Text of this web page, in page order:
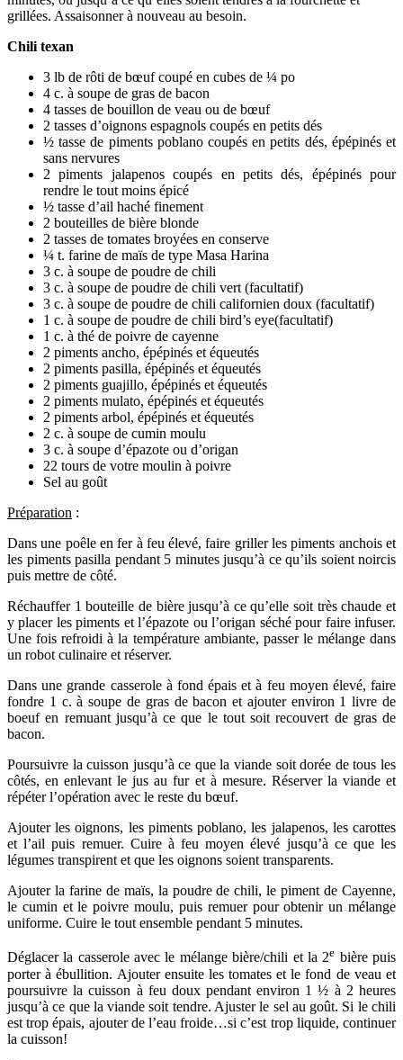
grillées. Assaisonner à nouveau au besoin.
Chili texan
3 lb de rôti de bœuf coupé en cubes de ¼ po
4 c. à soupe de gras de bacon
4 tasses de bouillon de veau ou de bœuf
2 tasses d’oignons espagnols coupés en petits dés
½ tasse de piments poblano coupés en petits dés, épépinés et
sans nervures
2 piments jalapenos coupés en petits dés, épépinés pour
rendre le tout moins épicé
½ tasse d’ail haché finement
2 bouteilles de bière blonde
2 tasses de tomates broyées en conserve
¼ t. farine de maïs de type Masa Harina
3 c. à soupe de poudre de chili
3 c. à soupe de poudre de chili vert (facultatif)
3 c. à soupe de poudre de chili californien doux (facultatif)
1 c. à soupe de poudre de chili bird’s eye(facultatif)
1 c. à thé de poivre de cayenne
2 piments ancho, épépinés et équeutés
2 piments pasilla, épépinés et équeutés
2 piments guajillo, épépinés et équeutés
2 piments mulato, épépinés et équeutés
2 piments arbol, épépinés et équeutés
2 c. à soupe de cumin moulu
3 c. à soupe d’épazote ou d’origan
22 tours de votre moulin à poivre
Sel au goût
Préparation :
Dans une poêle en fer à feu élevé, faire griller les piments anchois et
les piments pasilla pendant 5 minutes jusqu’à ce qu’ils soient noircis
puis mettre de côté.
Réchauffer 1 bouteille de bière jusqu’à ce qu’elle soit très chaude et
y placer les piments et l’épazote ou l’origan séché pour faire infuser.
Une fois refroidi à la température ambiante, passer le mélange dans
un robot culinaire et réserver.
Dans une grande casserole à fond épais et à feu moyen élevé, faire
fondre 1 c. à soupe de gras de bacon et ajouter environ 1 livre de
boeuf en remuant jusqu’à ce que le tout soit recouvert de gras de
bacon.
Poursuivre la cuisson jusqu’à ce que la viande soit dorée de tous les
côtés, en enlevant le jus au fur et à mesure. Réserver la viande et
répéter l’opération avec le reste du bœuf.
Ajouter les oignons, les piments poblano, les jalapenos, les carottes
et l’ail puis remuer. Cuire à feu moyen élevé jusqu’à ce que les
légumes transpirent et que les oignons soient transparents.
Ajouter la farine de maïs, la poudre de chili, le piment de Cayenne,
le cumin et le poivre moulu, puis remuer pour obtenir un mélange
uniforme. Cuire le tout ensemble pendant 5 minutes.
Déglacer la casserole avec le mélange bière/chili et la 2e bière puis
porter à ébullition. Ajouter ensuite les tomates et le fond de veau et
poursuivre la cuisson à feu doux pendant environ 1 ½ à 2 heures
jusqu’à ce que la viande soit tendre. Ajuster le sel au goût. Si le chili
est trop épais, ajouter de l’eau froide…si c’est trop liquide, continuer
la cuisson!